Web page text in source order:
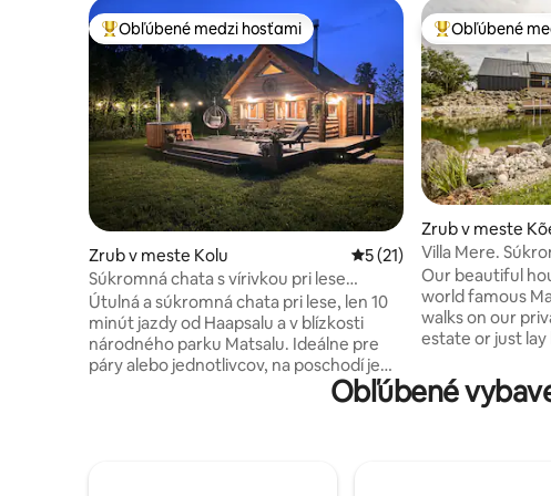
Najobľúbenejšie medzi hosťami
Obľúbené medzi hosťami
Zrub v meste Kolu Priemerné ohodnotenie 5
5 (21)
Súkromná chata s vírivkou pri lese
neďaleko Haapsalu
Útulná a súkromná chata pri lese, len 10
minút jazdy od Haapsalu a v blízkosti
národného parku Matsalu. Ideálne pre
páry alebo jednotlivcov, na poschodí je
podkrovie na spanie s manželskou
posteľou veľkosti King. Na prízemí je
Obľúbené
Zrub v meste
Villa Mere.
pozemok pri
Our beautiful
world famous
walks on our
estate or just
sunsets. It truly
nature lovers. The house is newly
Obľúbené